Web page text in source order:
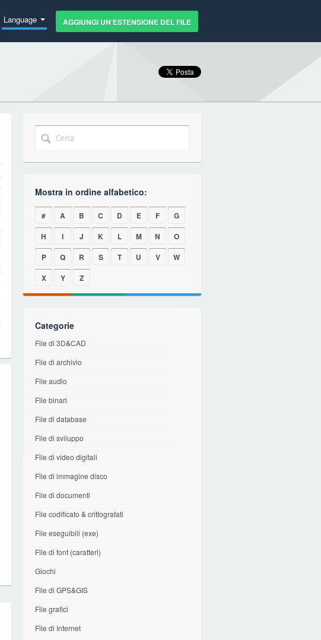
Language AGGIUNGI UN’ESTENSIONE DEL FILE
Mostra in ordine alfabetico:
# A B C D E F
G
H
I J K L M N
O
P
Q R S T U V
W
X
Y Z
Categorie
File di 3D&CAD
File di archivio
File audio
File binari
File di database
File di sviluppo
File di video digitali
File di immagine disco
File di documenti
File codificato & crittografati
File eseguibili (exe)
File di font (caratteri)
Giochi
File di GPS&GIS
File grafici
File di Internet